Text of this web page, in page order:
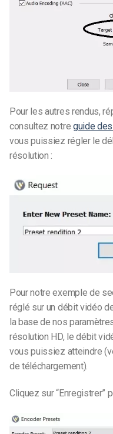
Pour les autres rendus,
consultez notre guide
vous puissiez régler le
résolution :
Pour notre exemple de
réglé sur un débit vidéo
la base de nos
résolution HD, le débit
vous puissiez atteindre
de téléchargement).
Cliquez sur “Enregistrer”